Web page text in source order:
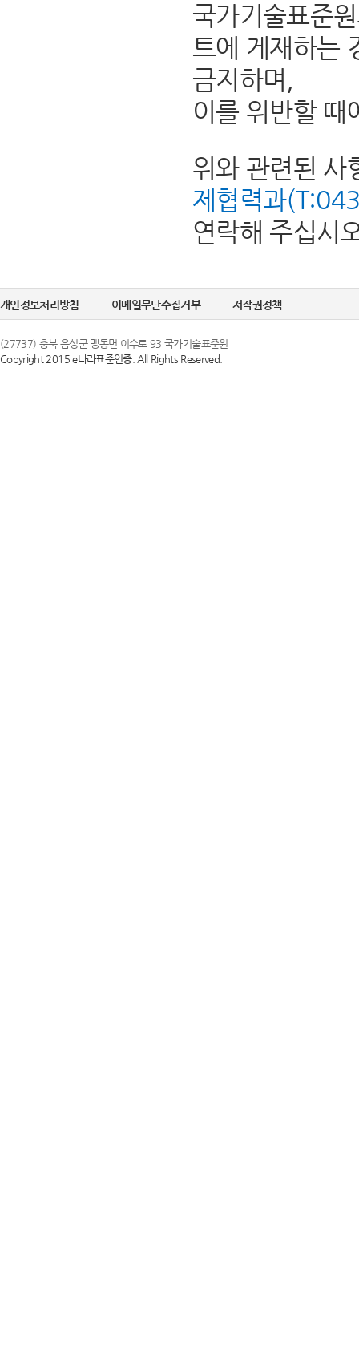
국가기술표준
트에 게재하는
금지하며,
이를 위반할 때
위와 관련된 사
제협력과
연락해 주십시
개인정보처리방침 이메일무단수집거부 저작권정책
(27737) 충북 음성군 맹동면 이수로 93 국가기술표준원
Copyright 2015 e나라표준인증. All Rights Reserved.